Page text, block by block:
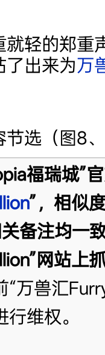
就轻的郑重
了出来为万
节选（图8
福瑞城”
”，相似
备注均一
网站上
“万兽汇
维权。